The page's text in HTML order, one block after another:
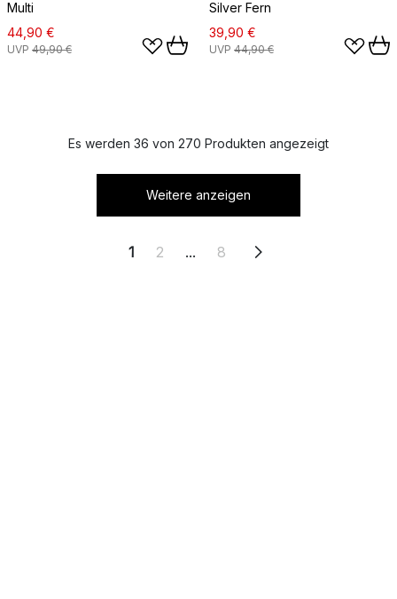
Multi
44,90 €
UVP 49,90 €
Silver Fern
39,90 €
UVP 44,90 €
Es werden 36 von 270 Produkten angezeigt
Weitere anzeigen
1 2 ... 8